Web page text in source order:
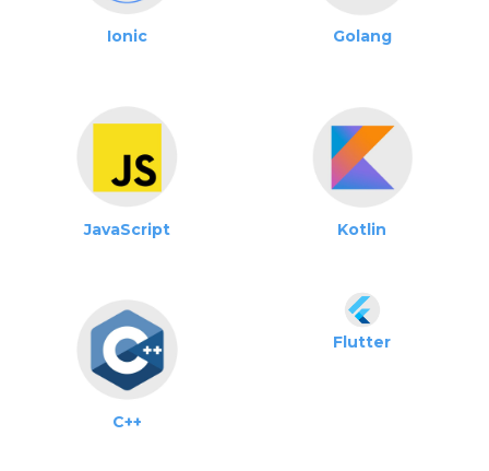
Ionic Golang
JavaScript Kotlin
C++
Flutter